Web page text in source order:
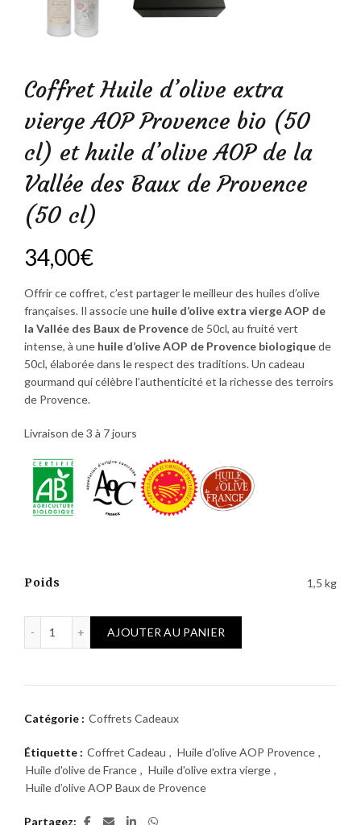
Coffret Huile d’olive extra
vierge AOP Provence bio (50
cl) et huile d’olive AOP de la
Vallée des Baux de Provence
(50 cl)
34,00€
Offrir ce coffret, c’est partager le meilleur des huiles d’olive
françaises. Il associe une huile d’olive extra vierge AOP de
la Vallée des Baux de Provencede 50cl, au fruité vert
intense, à une huile d’olive AOP de Provence biologiquede
50cl, élaborée dans le respect des traditions. Un cadeau
gourmand qui célèbre l’authenticité et la richesse des terroirs
de Provence.
Livraison de 3 à 7 jours
Poids 1,5 kg
AJOUTER AU PANIER
Catégorie : Coffrets Cadeaux
Étiquette : Coffret Cadeau , Huile d'olive AOP Provence ,
Huile d'olive de France , Huile d'olive extra vierge ,
Huile d’olive AOP Baux de Provence
Partagez